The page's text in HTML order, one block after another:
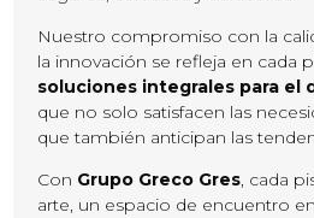
Nuestro compromiso con la
la innovación se refleja en cada
soluciones integrales para el
que no solo satisfacen las
que también anticipan las
Con Grupo Greco Gres, cada
arte, un espacio de encuentro